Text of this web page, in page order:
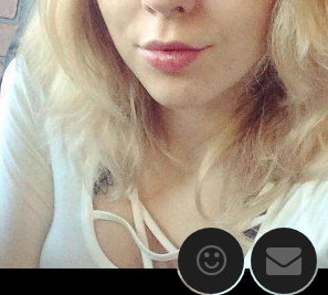
oder finanzielle Angaben zu machen? Beenden
die Kommunikation mit dieser Person.
der Lage sind, sich solche Angaben auf listige
erschleichen. Kommunizieren Sie daher über
aufmerksam und vorsichtig.
behält sich das Recht vor, selbst Profile
erstellen und darüber Nachrichten an Sie als Nutzer zu
dieser Website verstehen und akzeptieren Sie, dass
Website fingiert sind. Diese fingierten Profile dienen
Nachrichten; physische Vereinbarungen mit Personen
folglich nicht möglich.
Verhindern Sie, dass Ihre minderjährigen Kinder mit
anderweitig ungeeigneten Netzinhalten in Berührung
Installieren Sie ein Jugendschutzprogramm auf Ihrem
CyberPatrol
oderSafety Surf
. Diese Programme
bestimmten Websites und Netzinhalten. Oft blockieren
standardmäßig eine große Anzahl von Websites, von
dass sie sich für Minderjährige nicht eignen. Über